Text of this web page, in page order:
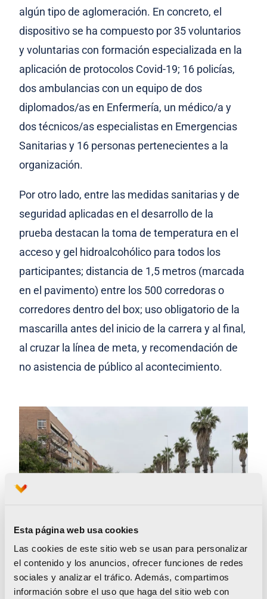
Esta página web usa cookies
Las cookies de este sitio web se usan para personalizar
el contenido y los anuncios, ofrecer funciones de redes
sociales y analizar el tráfico. Además, compartimos
información sobre el uso que haga del sitio web con
algún tipo de aglomeración. En concreto, el
dispositivo se ha compuesto por 35 voluntarios
y voluntarias con formación especializada en la
aplicación de protocolos Covid-19; 16 policías,
dos ambulancias con un equipo de dos
diplomados/as en Enfermería, un médico/a y
dos técnicos/as especialistas en Emergencias
Sanitarias y 16 personas pertenecientes a la
organización.
Por otro lado, entre las medidas sanitarias y de
seguridad aplicadas en el desarrollo de la
prueba destacan la toma de temperatura en el
acceso y gel hidroalcohólico para todos los
participantes; distancia de 1,5 metros (marcada
en el pavimento) entre los 500 corredoras o
corredores dentro del box; uso obligatorio de la
mascarilla antes del inicio de la carrera y al final,
al cruzar la línea de meta, y recomendación de
no asistencia de público al acontecimiento.